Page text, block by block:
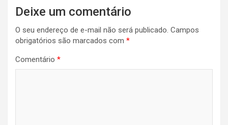
Deixe um comentário
O seu endereço de e-mail não será publicado. Campos
obrigatórios são marcados com *
Comentário *